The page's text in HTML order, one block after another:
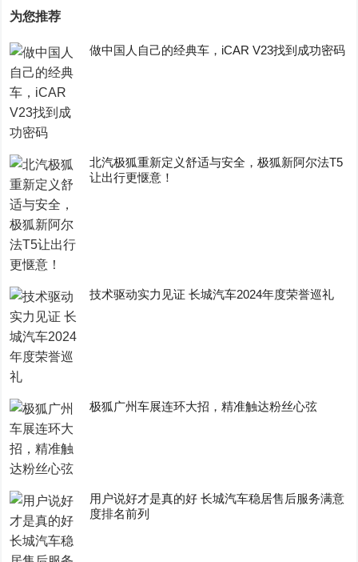
为您推荐
做中国人自己的经典车，iCAR V23找到成功密码
​北汽极狐重新定义舒适与安全，极狐新阿尔法T5
让出行更惬意！
技术驱动实力见证 长城汽车2024年度荣誉巡礼
极狐广州车展连环大招，精准触达粉丝心弦
用户说好才是真的好 长城汽车稳居售后服务满意
度排名前列